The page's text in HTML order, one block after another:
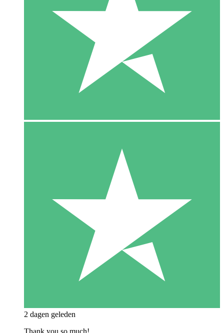
2 dagen geleden
Thank you so much!